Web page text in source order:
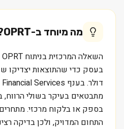
מה מיוחד ב-OPRT
מתבטאים בעיקר בשולי הרווח,
בספק או בלקוח מרכזי.
התחום המדויק, ולכן בדיקה